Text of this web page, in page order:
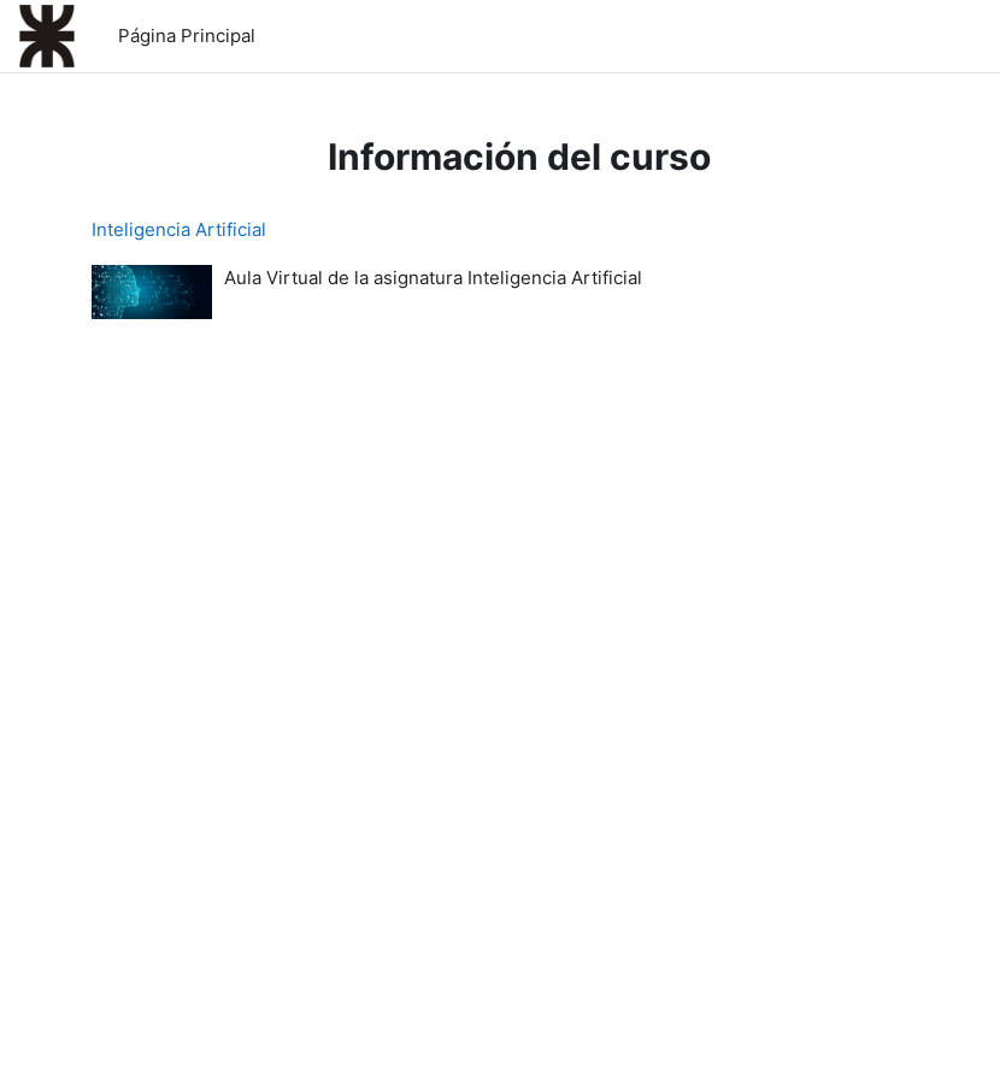
Salta al contenido principal
Página Principal
Información del curso
Inteligencia Artificial
Aula Virtual de la asignatura Inteligencia Artificial